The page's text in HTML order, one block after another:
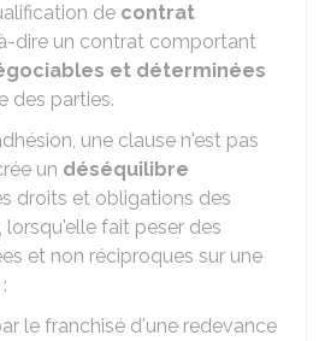
de contrat
dire un contrat comportant
et déterminées
des parties.
une clause n'est pas
un déséquilibre
droits et obligations des
lorsqu'elle fait peser des
et non réciproques sur une
le franchisé d'une redevance